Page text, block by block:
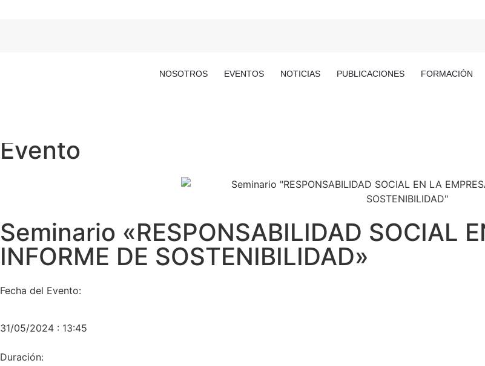
NOSOTROS EVENTOS NOTICIAS PUBLICACIONES FORMACIÓN
Evento
Seminario «RESPONSABILIDAD SOCIAL
INFORME DE SOSTENIBILIDAD»
Fecha del Evento:
31/05/2024 : 13:45
Duración: